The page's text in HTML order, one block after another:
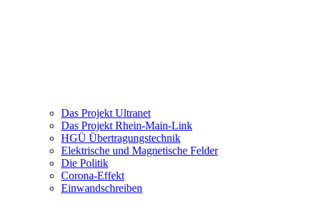
Das Projekt Ultranet
Das Projekt Rhein-Main-Link
HGÜ Übertragungstechnik
Elektrische und Magnetische Felder
Die Politik
Corona-Effekt
Einwandschreiben